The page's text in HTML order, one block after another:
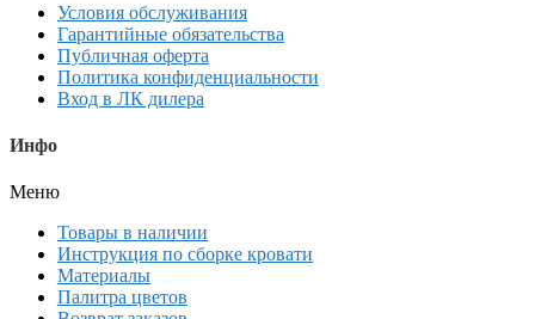
Условия обслуживания
Гарантийные обязательства
Публичная оферта
Политика конфиденциальности
Вход в ЛК дилера
Инфо
Меню
Товары в наличии
Инструкция по сборке кровати
Материалы
Палитра цветов